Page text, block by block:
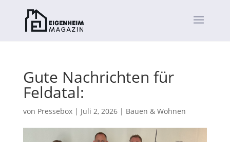
Gute Nachrichten für
Feldatal:
von Pressebox| Juli 2, 2026| Bauen & Wohnen